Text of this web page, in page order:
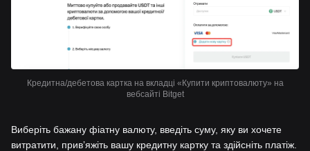
Кредитна/дебетова картка на вкладці «Купити криптовалюту» на
вебсайті Bitget
Виберіть бажану фіатну валюту, введіть суму, яку ви хочете
витратити, привʼяжіть вашу кредитну картку та здійсніть платіж.